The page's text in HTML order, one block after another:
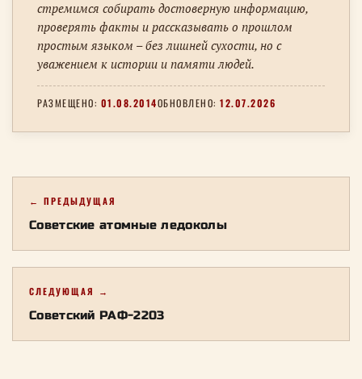
стремимся собирать достоверную информацию,
проверять факты и рассказывать о прошлом
простым языком – без лишней сухости, но с
уважением к истории и памяти людей.
РАЗМЕЩЕНО: 01.08.2014ОБНОВЛЕНО: 12.07.2026
← ПРЕДЫДУЩАЯ
Советские атомные ледоколы
СЛЕДУЮЩАЯ →
Советский РАФ-2203